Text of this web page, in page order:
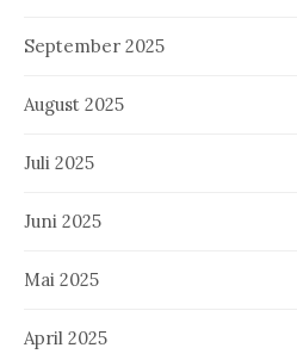
September 2025
August 2025
Juli 2025
Juni 2025
Mai 2025
April 2025